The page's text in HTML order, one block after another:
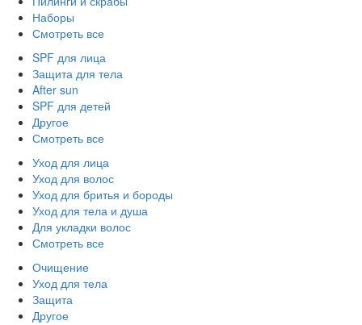
Наборы
Смотреть все
SPF для лица
Защита для тела
After sun
SPF для детей
Другое
Смотреть все
Уход для лица
Уход для волос
Уход для бритья и бороды
Уход для тела и душа
Для укладки волос
Смотреть все
Очищение
Уход для тела
Защита
Другое